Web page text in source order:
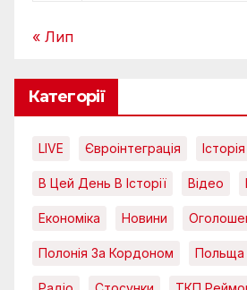
« Лип
Категорії
LIVE Євроінтеграція
В Цей День В Історії Відео
Економіка Новини
Полонія За Кордоном Польща